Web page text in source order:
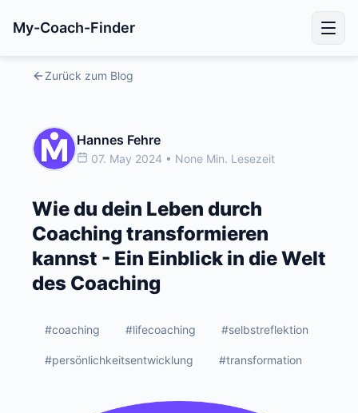
My-Coach-Finder
Zurück zum Blog
Hannes Fehre
07. May 2024 • None Min. Lesezeit
Wie du dein Leben durch
Coaching transformieren
kannst - Ein Einblick in die Welt
des Coaching
#coaching #lifecoaching #selbstreflektion
#persönlichkeitsentwicklung #transformation